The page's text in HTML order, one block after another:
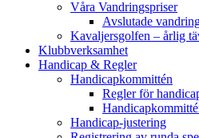
Våra Vandringspriser
Avslutade
Kavaljersgolfen – årlig
Klubbverksamhet
Handicap & Regler
Handicapkommittén
Regler för
Handicap-justering